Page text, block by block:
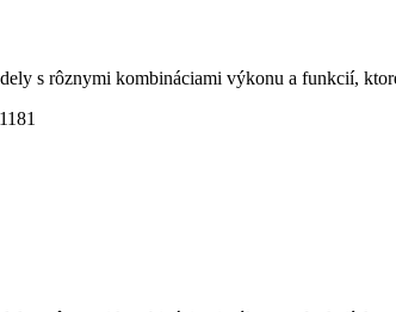
s rôznymi kombináciami výkonu a funkcií,